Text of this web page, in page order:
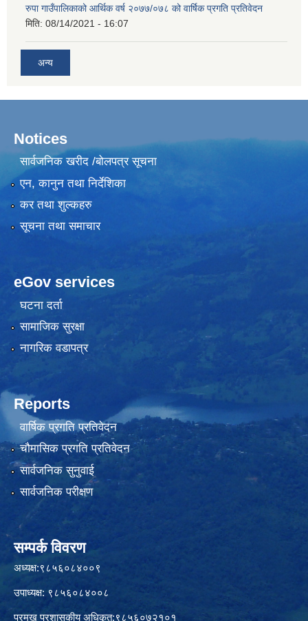
रुपा गाउँपालिकाको आर्थिक वर्ष २०७७/०७८ को वार्षिक प्रगति प्रतिवेदन
मिति: 08/14/2021 - 16:07
अन्य
Notices
सार्वजनिक खरीद /बोलपत्र सूचना
एन, कानुन तथा निर्देशिका
कर तथा शुल्कहरु
सूचना तथा समाचार
eGov services
घटना दर्ता
सामाजिक सुरक्षा
नागरिक वडापत्र
Reports
वार्षिक प्रगति प्रतिवेदन
चौमासिक प्रगति प्रतिवेदन
सार्वजनिक सुनुवाई
सार्वजनिक परीक्षण
सम्पर्क विवरण
अध्यक्ष:९८५६०८४००९
उपाध्यक्ष: ९८५६०८४००८
प्रमुख प्रशासकीय अधिकृत:९८५६०७२१०१